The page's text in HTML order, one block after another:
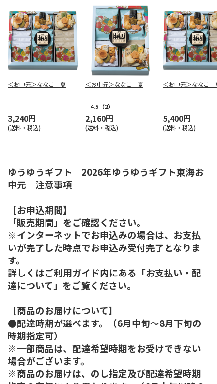
＜お中元＞ななこ 夏
3,240円
(送料・税込)
＜お中元＞ななこ 夏
4.5 （2）
2,160円
(送料・税込)
＜お中元＞ななこ
5,400円
(送料・税込)
ゆうゆうギフト 2026年ゆうゆうギフト東海お
中元 注意事項
【お申込期間】
「販売期間」をご確認ください。
※インターネットでお申込みの場合は、お支払
いが完了した時点でお申込み受付完了となりま
す。
詳しくはご利用ガイド内にある「お支払い・配
達について」をご覧ください。
【商品のお届けについて】
●配達時期が選べます。（6月中旬～8月下旬の
時期指定可）
※一部商品は、配達希望時期をお受けできない
場合がございます。
※商品のお届けは、のし指定及び配達希望時期